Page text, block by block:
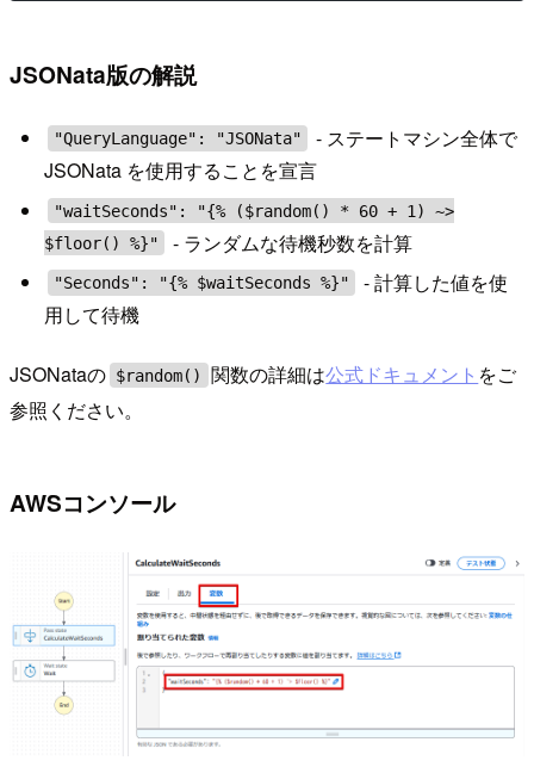
JSONata版の解説
"QueryLanguage": "JSONata"
- ステートマシン全体で
JSONata を使用することを宣言
"waitSeconds": "{% ($random() * 60 + 1) ~>
$floor() %}"
- ランダムな待機秒数を計算
"Seconds": "{% $waitSeconds %}"
- 計算した値を使
用して待機
JSONataの $random() 関数の詳細は公式ドキュメント をご
参照ください。
AWSコンソール